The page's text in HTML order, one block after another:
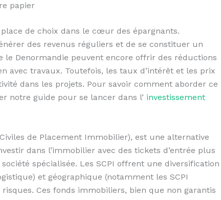
papier
de choix dans le cœur des épargnants.
des revenus réguliers et de se constituer un
le Denormandie peuvent encore offrir des réductions
avec travaux. Toutefois, les taux d’intérêt et les prix
dans les projets. Pour savoir comment aborder ce
notre guide pour se lancer dans l’ investissement
de Placement Immobilier), est une alternative
dans l’immobilier avec des tickets d’entrée plus
spécialisée. Les SCPI offrent une diversification
et géographique (notamment les SCPI
Ces fonds immobiliers, bien que non garantis